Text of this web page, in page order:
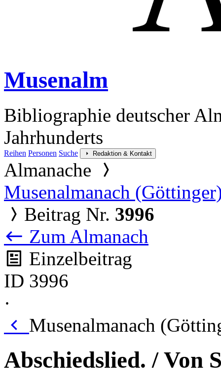
Musenalm
Bibliographie deutscher
Jahrhunderts
Reihen Personen Suche Redaktion & Kontakt
Almanache
Musenalmanach
Beitrag Nr. 3996
Zum Almanach
Einzelbeitrag
ID 3996
·
Musenalmanach
Abschiedslied. / Von